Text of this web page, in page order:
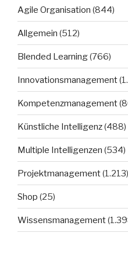
Agile Organisation (844)
Allgemein (512)
Blended Learning(766)
Innovationsmanagement
Kompetenzmanagement
Künstliche Intelligenz(488)
Multiple Intelligenzen (534)
Projektmanagement(1.213)
Shop (25)
Wissensmanagement